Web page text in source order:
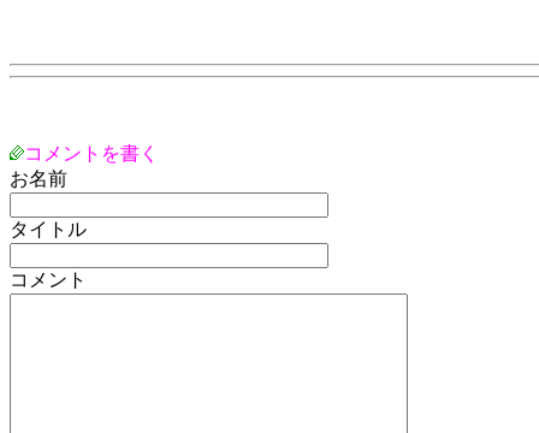
コメントを書く
お名前
タイトル
コメント